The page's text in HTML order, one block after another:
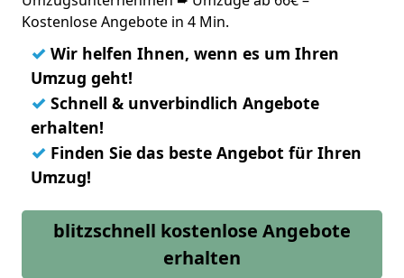
Kostenlose Angebote in 4 Min.
✓ Wir helfen Ihnen, wenn es um Ihren
Umzug geht!
✓ Schnell & unverbindlich Angebote
erhalten!
✓ Finden Sie das beste Angebot für Ihren
Umzug!
blitzschnell kostenlose Angebote
erhalten